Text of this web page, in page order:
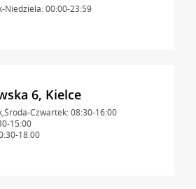
Niedziela: 00:00-23:59
6, Kielce
Czwartek: 08:30-16:00
15:00
18:00